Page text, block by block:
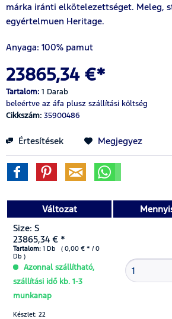
márka iránti elkötelezettséget. Meleg,
egyértelmuen Heritage.
Anyaga: 100% pamut
23865,34 €*
Tartalom: 1 Darab
beleértve az áfa plusz szállítási költség
Cikkszám: 35900486
Értesítések Megjegyez
Változat
Size: S
23865,34 € *
Tartalom: 1 Db ( 0,00 € * / 0
Db )
Azonnal szállítható,
szállítási idő kb. 1-3
munkanap
Készlet: 22